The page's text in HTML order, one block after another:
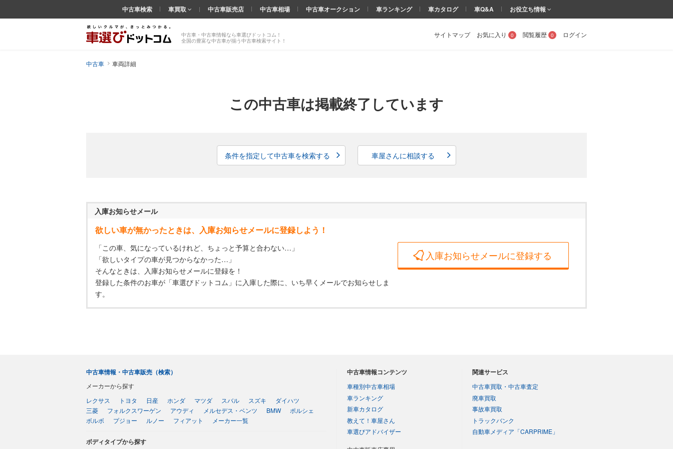
中古車・中古車情報なら車選びドットコム！
全国の豊富な中古車が揃う中古車検索サイト！
サイトマップ お気に入り 0 閲覧履歴 0 ログイン
中古車検索 車買取 中古車販売店 中古車相場 中古車オークション 車ランキング 車カタログ 車Q&A お役立ち情報
中古車 車両詳細
この中古車は掲載終了しています
条件を指定して中古車を検索する 車屋さんに相談する
入庫お知らせメール
欲しい車が無かったときは、入庫お知らせメールに登録しよう！
「この車、気になっているけれど、ちょっと予算と合わない…」
「欲しいタイプの車が見つからなかった…」
そんなときは、入庫お知らせメールに登録を！
登録した条件のお車が「車選びドットコム」に入庫した際に、いち早くメールでお知らせしま
す。
入庫お知らせメールに登録する
中古車情報・中古車販売（検索）
メーカーから探す
レクサス
トヨタ 日産 ホンダ マツダ スバル スズキ
ダイハツ
三菱
フォルクスワーゲン アウディ メルセデス・ベンツ BMW
ポルシェ
ボルボ
プジョー ルノー フィアット メーカー一覧
ボディタイプから探す
中古車情報コンテンツ
車種別中古車相場
車ランキング
新車カタログ
教えて！車屋さん
車選びアドバイザー
関連サービス
中古車買取・中古車査定
廃車買取
事故車買取
トラックバンク
自動車メディア「CARPRIME」